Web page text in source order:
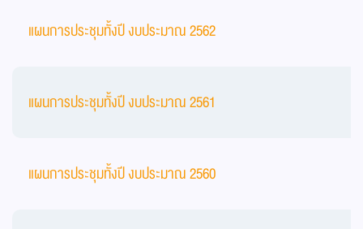
แผนการประชุมทั้งปี งบประมาณ 2562
แผนการประชุมทั้งปี งบประมาณ 2561
แผนการประชุมทั้งปี งบประมาณ 2560